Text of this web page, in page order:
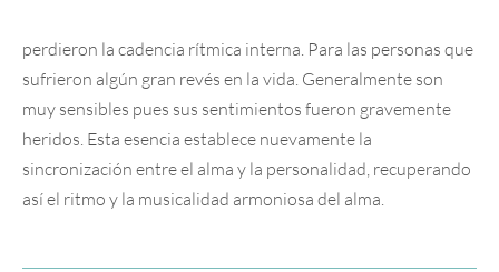
perdieron la cadencia rítmica interna. Para las personas que
sufrieron algún gran revés en la vida. Generalmente son
muy sensibles pues sus sentimientos fueron gravemente
heridos. Esta esencia establece nuevamente la
sincronización entre el alma y la personalidad, recuperando
así el ritmo y la musicalidad armoniosa del alma.